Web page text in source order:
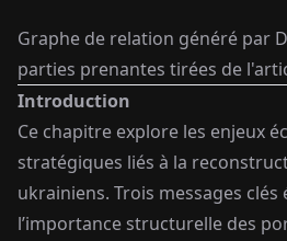
Graphe de relation généré par
parties prenantes tirées de
Introduction
Ce chapitre explore les enjeux
stratégiques liés à la
ukrainiens. Trois messages clés
l’importance structurelle des